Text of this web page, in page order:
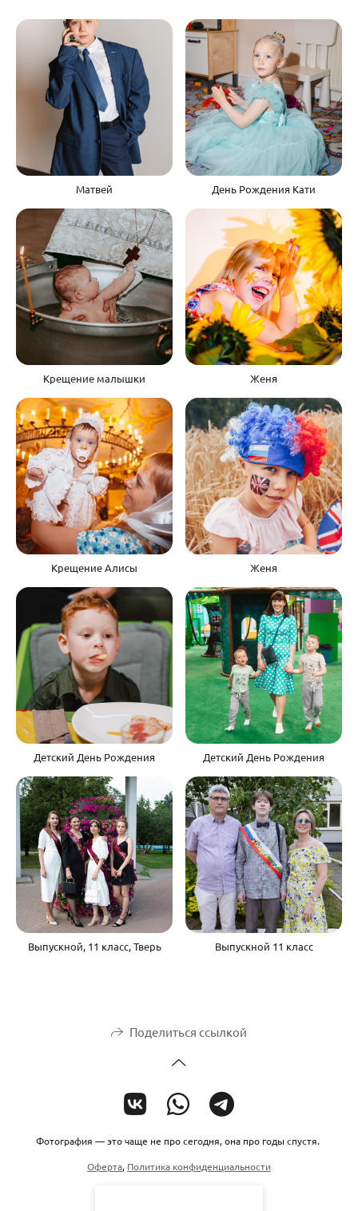
Матвей День Рождения Кати
Крещение малышки Женя
Крещение Алисы Женя
Детский День Рождения Детский День Рождения
Выпускной, 11 класс, Тверь Выпускной 11 класс
Поделиться ссылкой
Фотография — это чаще не про сегодня, она про годы спустя.
Оферта, Политика конфиденциальности